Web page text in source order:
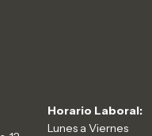
Horario Laboral:
Lunes a Viernes